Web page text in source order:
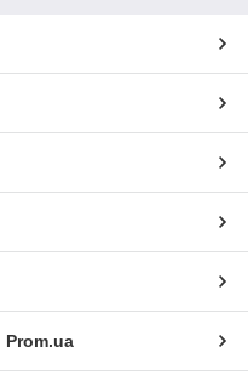
Prom.ua